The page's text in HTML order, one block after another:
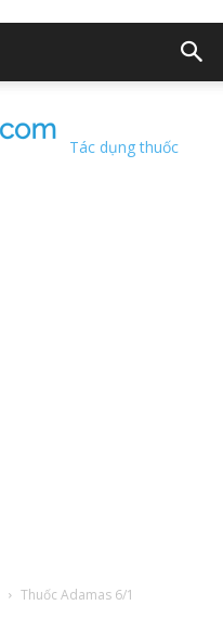
Tác dụng thuốc
Thuốc Adamas 6/1